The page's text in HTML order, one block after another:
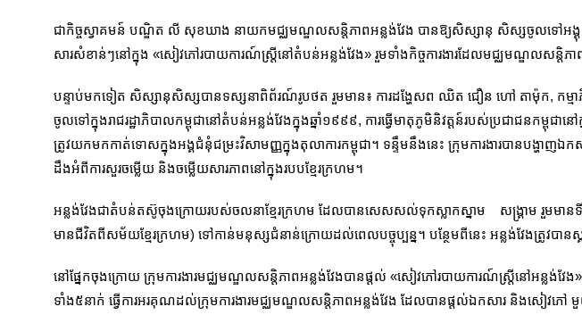
ជាកិច្ចស្វាគមន៍ បណ្ឌិត លី សុខឃាង នាយកមជ្ឈមណ្ឌលសន្តិភាពអន្លង់វែង បានឱ្យសិស្សានុ សិស្សចូលទៅអង្គុយ
សារសំខាន់ៗនៅក្នុង «សៀវភៅ​របាយការណ៍ស្រ្តីនៅតំបន់អន្លង់វែង» រួមទាំងកិច្ចការងារដែលមជ្ឈមណ្ឌលសន្តិភា
បន្ទាប់មកទៀត សិស្សានុសិស្សបានទស្សនាពិព័រណ៍រូបថត រួមមាន៖ ការដង្ហែសព ឈិត ជឿន ហៅ តាម៉ុក, កម្មា
ចូលទៅក្នុងរាជរដ្ឋាភិបាលកម្ពុជានៅតំបន់អន្លង់វែងក្នុងឆ្នាំ១៩៩៩, ការធ្វើមាតុភូមិនិវត្ដន៍របស់ប្រជាជនកម្
ត្រូវយកមកកាត់ទោសក្នុងអង្គជំនុំជម្រះវិសាមញ្ញក្នុងតុលាការកម្ពុជា។ ទន្ទឹមនឹងនេះ ក្រុមការងារបានបង្ហ
ដឹងអំពីការសួរចម្លើយ និងចម្លើយសារភាពនៅក្នុងរបបខ្មែរក្រហម។
អន្លង់វែងជាតំបន់តស៊ូចុងក្រោយរបស់ចលនាខ្មែរក្រហម ដែលបានសេសសល់ទុកស្លាកស្នាម សង្គ្រាម រួមមានទីត
មានជីវិតពីសម័យខ្មែរក្រហម) ទៅកាន់មនុស្សជំនាន់ក្រោយដល់ពេលបច្ចុប្បន្ន។ បន្ថែមពីនេះ អន្លង់វែងត្រូវបានស្
នៅផ្នែកចុងក្រោយ ក្រុមការងារមជ្ឈមណ្ឌលសន្តិភាពអន្លង់វែងបានផ្ដល់ «សៀវភៅរបាយការណ៍ស្រ្តីនៅអ
ទាំង៥នាក់ ធ្វើការអរគុណដល់ក្រុមការងារមជ្ឈមណ្ឌលសន្តិភាពអន្លង់វែង ដែលបានផ្ដល់ឯកសារ និងសៀវភៅ